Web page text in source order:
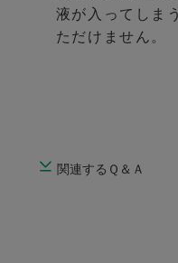
液が入ってしま
ただけません。
関連するＱ＆Ａ